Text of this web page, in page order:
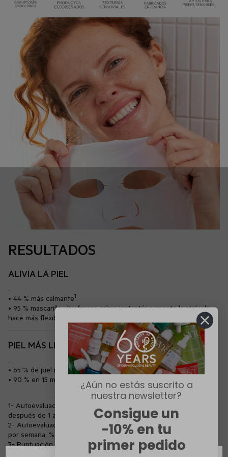
DERMATOLÓGICAMENTE PROBADO
Para pieles sensibles.
RESULTADOS
ALIVIA LA PIEL
.
• 44 % más calmante1.
• 95 % mascarilla ultrafresca calma instantáneamente la piel y la
hace más flexible y confortable
PIEL MÁS LISA Y TERSA
.
• 65 % de piel más suave3
• 90 % en 15 minutos, la piel se rellena y repone
1- Autoevaluación en 21 sujetos durante 28 días, evaluación
después de 1 aplicación, % de variación.
2- Autoevaluación en 21 sujetos durante 28 días, 2 aplicaciones
por semana, % de satisfacción.
3- Puntuación dermatológica en 21 sujetos durante 28 días,
evaluación después de 1 aplicación, % de variación.
¿Aún no estás suscrito a
nuestra newsletter?
Consigue un
-10% en tu
primer pedido